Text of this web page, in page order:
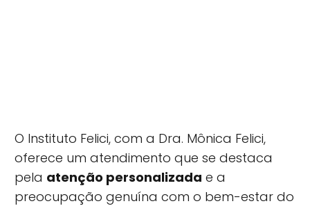
O Instituto Felici, com a Dra. Mônica Felici,
oferece um atendimento que se destaca
pela atenção personalizada e a
preocupação genuína com o bem-estar do